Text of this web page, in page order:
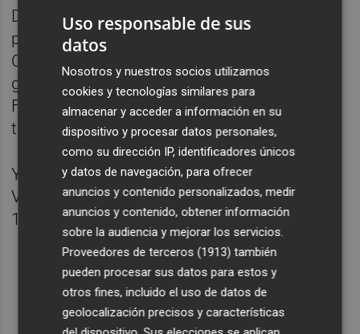
Difícil papeleta para las valencianas, que
pese al resultado no debían bajar la cabeza.
Cuestión de orgullo. Este se veía de nuevo
golpeado en el minuto 81 con el tanto de
Feller y en el 92 con el de Oroz. Con 7-1
terminaba el encuentro.
Ya toca pensar en el Valencia CF Femenino -
Villarreal CF del sábado 10 de febrero a las
16:30h en el Puchades.
Uso responsable de sus
datos
Nosotros y nuestros socios utilizamos
cookies y tecnologías similares para
almacenar y acceder a información en su
dispositivo y procesar datos personales,
como su dirección IP, identificadores únicos
y datos de navegación, para ofrecer
anuncios y contenido personalizados, medir
anuncios y contenido, obtener información
sobre la audiencia y mejorar los servicios.
Proveedores de terceros (1913) también
pueden procesar sus datos para estos y
otros fines, incluido el uso de datos de
geolocalización precisos y características